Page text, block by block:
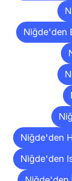
Niğde'den
Niğde'den
Niğde'den